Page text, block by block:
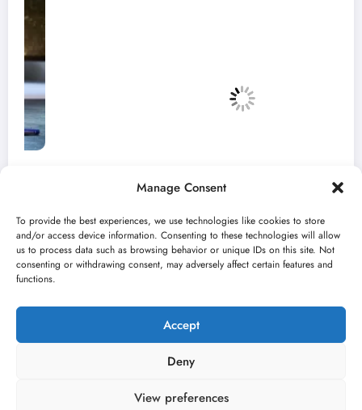
Manage Consent
To provide the best experiences, we use technologies like cookies to store
and/or access device information. Consenting to these technologies will allow
us to process data such as browsing behavior or unique IDs on this site. Not
consenting or withdrawing consent, may adversely affect certain features and
functions.
Accept
Deny
View preferences
„Najveći mali festival u Vojvodini“ i ovog
Kulturni kišobran
O nama Uslovi Kontakt